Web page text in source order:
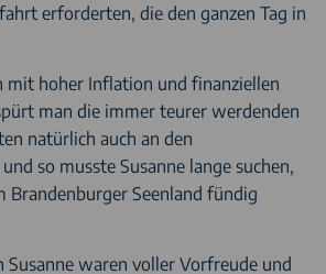
erforderten, die den ganzen Tag in
mit hoher Inflation und finanziellen
man die immer teurer werdenden
natürlich auch an den
so musste Susanne lange suchen,
Brandenburger Seenland fündig
Susanne waren voller Vorfreude und